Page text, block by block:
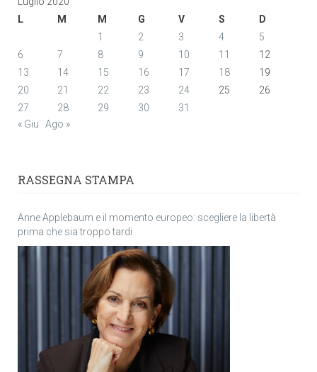
L
M M G V S
D
1
2 3 4
5
6
7 8 9 10 11
12
13
14 15 16 17 18
19
20
21 22 23 24 25
26
27
28 29 30
31
« Giu
Ago »
RASSEGNA STAMPA
Anne Applebaum e il momento europeo: scegliere la libertà
prima che sia troppo tardi